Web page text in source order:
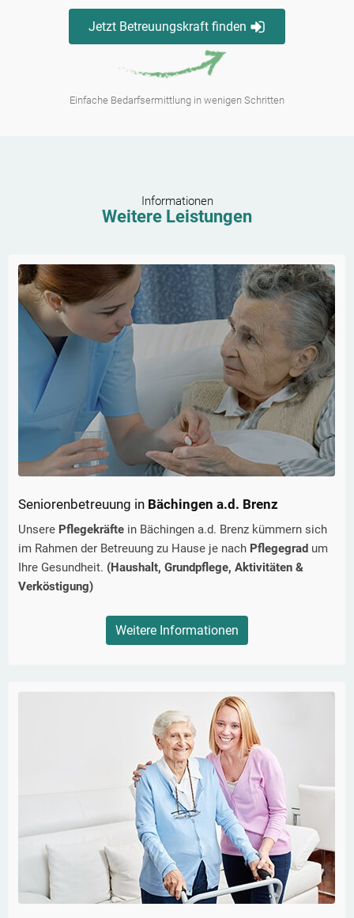
Jetzt Betreuungskraft finden
Einfache Bedarfsermittlung in wenigen Schritten
Informationen
Weitere Leistungen
Seniorenbetreuung in Bächingen a.d. Brenz
Unsere Pflegekräfte in Bächingen a.d. Brenz kümmern sich
im Rahmen der Betreuung zu Hause je nach Pflegegrad um
Ihre Gesundheit. (Haushalt, Grundpflege, Aktivitäten &
Verköstigung)
Weitere Informationen